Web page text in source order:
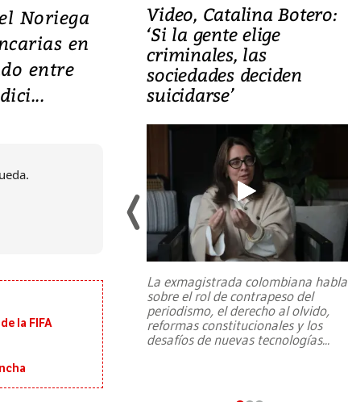
Noriega
en
entre
la FIFA
Terremoto
graves
una
Video, Catalina Botero:
‘Si la gente elige
criminales, las
sociedades deciden
suicidarse’
La exmagistrada colombiana habla
sobre el rol de contrapeso del
periodismo, el derecho al olvido,
reformas constitucionales y los
desafíos de nuevas tecnologías...